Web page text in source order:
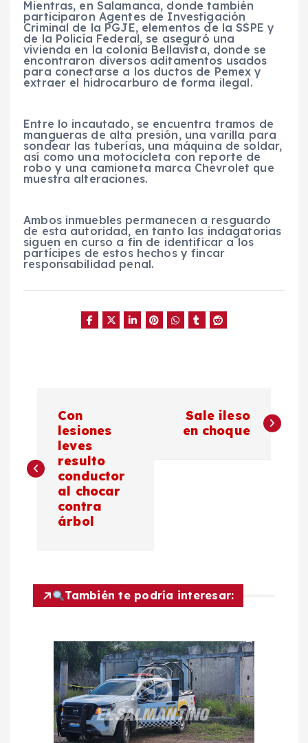
Mientras, en Salamanca, donde también
participaron Agentes de Investigación
Criminal de la PGJE, elementos de la SSPE y
de la Policía Federal, se aseguró una
vivienda en la colonia Bellavista, donde se
encontraron diversos aditamentos usados
para conectarse a los ductos de Pemex y
extraer el hidrocarburo de forma ilegal.
Entre lo incautado, se encuentra tramos de
mangueras de alta presión, una varilla para
sondear las tuberías, una máquina de soldar,
así como una motocicleta con reporte de
robo y una camioneta marca Chevrolet que
muestra alteraciones.
Ambos inmuebles permanecen a resguardo
de esta autoridad, en tanto las indagatorias
siguen en curso a fin de identificar a los
partícipes de estos hechos y fincar
responsabilidad penal.
v
c
Con
lesiones
leves
resulto
conductor
al chocar
contra
árbol
Sale ileso
en choque
También te podría interesar: